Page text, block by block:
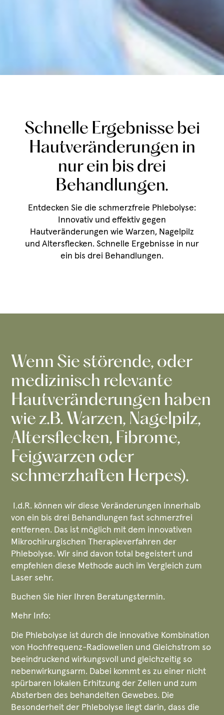
Schnelle Ergebnisse bei
Hautveränderungen in
nur ein bis drei
Behandlungen.
Entdecken Sie die schmerzfreie Phlebolyse:
Innovativ und effektiv gegen
Hautveränderungen wie Warzen, Nagelpilz
und Altersflecken. Schnelle Ergebnisse in nur
ein bis drei Behandlungen.
Wenn Sie störende, oder
medizinisch relevante
Hautveränderungen haben
wie z.B. Warzen, Nagelpilz,
Altersflecken, Fibrome,
Feigwarzen oder
schmerzhaften Herpes).
I.d.R. können wir diese Veränderungen innerhalb
von ein bis drei Behandlungen fast schmerzfrei
entfernen. Das ist möglich mit dem innovativen
Mikrochirurgischen Therapieverfahren der
Phlebolyse. Wir sind davon total begeistert und
empfehlen diese Methode auch im Vergleich zum
Laser sehr.
Buchen Sie hier Ihren Beratungstermin.
Mehr Info:
Die Phlebolyse ist durch die innovative Kombination
von Hochfrequenz-Radiowellen und Gleichstrom so
beeindruckend wirkungsvoll und gleichzeitig so
nebenwirkungsarm. Dabei kommt es zu einer nicht
spürbaren lokalen Erhitzung der Zellen und zum
Absterben des behandelten Gewebes. Die
Besonderheit der Phlebolyse liegt darin, dass die